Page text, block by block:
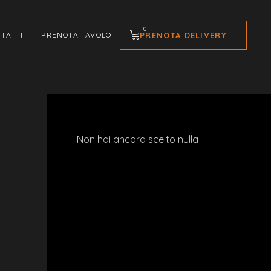
PRENOTA DELIVERY
PRENOTA TAVOLO
0
Non hai ancora scelto nulla